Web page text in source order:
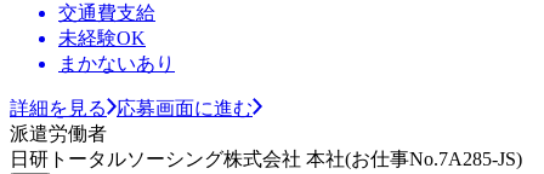
交通費支給
未経験OK
まかないあり
詳細を見る
応募画面に進む
派遣労働者
日研トータルソーシング株式会社 本社(お仕事No.7A285-JS)